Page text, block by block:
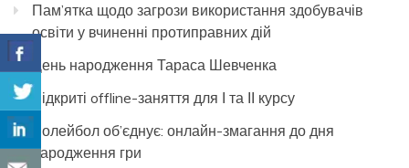
Пам’ятка щодо загрози використання здобувачів
освіти у вчиненні протиправних дій
День народження Тараса Шевченка
Відкриті offline-заняття для І та ІІ курсу
Волейбол об’єднує: онлайн-змагання до дня
народження гри